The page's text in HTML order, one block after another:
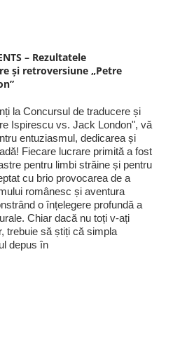
– Rezultatele
și retroversiune „Petre
la Concursul de traducere și
Ispirescu vs. Jack London", vă
entuziasmul, dedicarea și
Fiecare lucrare primită a fost
pentru limbi străine și pentru
cu brio provocarea de a
românesc și aventura
o înțelegere profundă a
Chiar dacă nu toți v-ați
trebuie să știți că simpla
depus în